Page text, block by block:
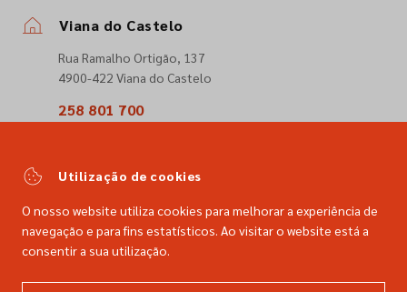
Viana do Castelo
Rua Ramalho Ortigão, 137
4900-422 Viana do Castelo
258 801 700
comercial@dimacer.com
Utilização de cookies
O nosso website utiliza cookies para melhorar a experiência de
navegação e para fins estatísticos. Ao visitar o website está a
consentir a sua utilização.